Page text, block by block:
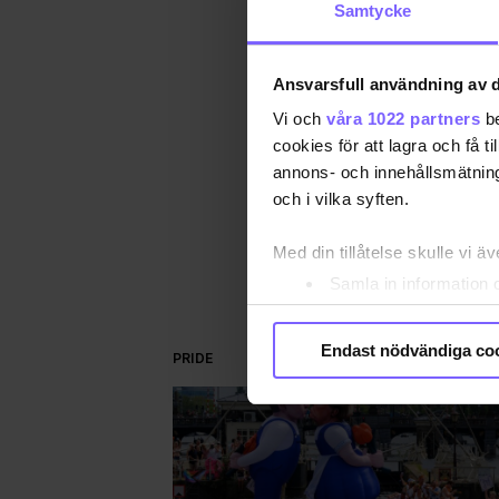
Samtycke
Ansvarsfull användning av
Vi och våra 1022 partners
cookies för att lagra och få
annons- och
och i vilka syften.
Med din tillåtelse skulle vi
Samla in information
Identifiera din enhet
Ta reda på mer om hur
Vi använder
sociala medier och
till de sociala medier och
Endast nödvändiga
PRIDE